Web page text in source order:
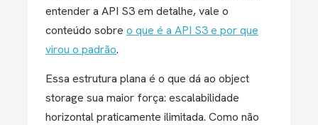
entender a API S3 em detalhe, vale o
conteúdo sobre o que é a API S3 e por que
virou o padrão.
Essa estrutura plana é o que dá ao object
storage sua maior força: escalabilidade
horizontal praticamente ilimitada. Como não